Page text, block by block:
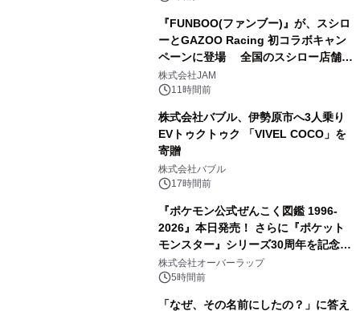
『FUNBOO(ファンブー)』が、スシロ
ーとGAZOO Racing 初コラボキャン
ペーンに登場 全国のスシロー店舗で
GR 4車種の FUNBOO(ミニカー)付き
メニューが展開されます
株式会社JAM
11時間前
株式会社バブル、伊勢原市へ3人乗り
EVトゥクトゥク 「VIVEL COCO」を
寄贈
株式会社バブル
17時間前
『ポケモン公式ぜんこく図鑑 1996-
2026』本日発売！ さらに『ポケット
モンスター』シリーズ30周年を記念し
た画集『ポケットモンスター ビジュア
ルアートブック』の発売決定！ 2026
株式会社オーバーラップ
5時間前
「なぜ、その名前にしたの？」に答え